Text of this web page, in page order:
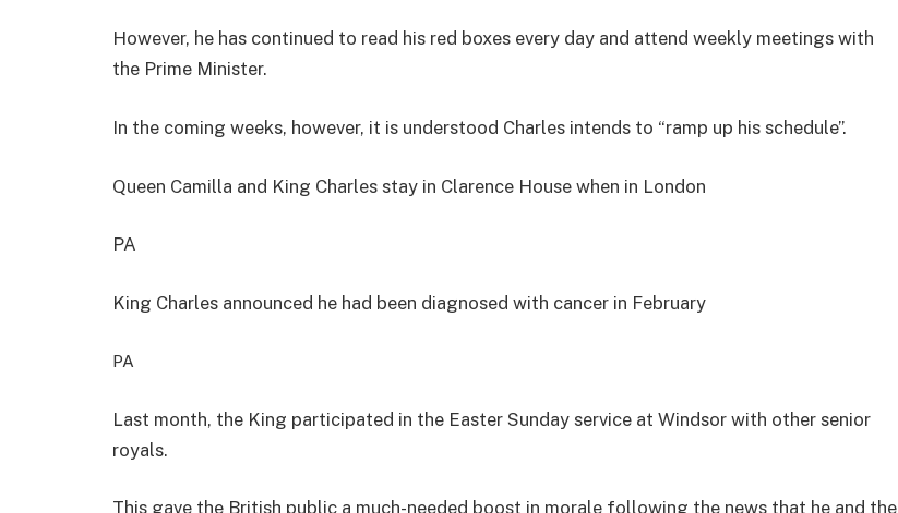
However, he has continued to read his red boxes every day and attend weekly meetings with
the Prime Minister.
In the coming weeks, however, it is understood Charles intends to “ramp up his schedule”.
Queen Camilla and King Charles stay in Clarence House when in London
PA
King Charles announced he had been diagnosed with cancer in February
PA
Last month, the King participated in the Easter Sunday service at Windsor with other senior
royals.
This gave the British public a much-needed boost in morale following the news that he and the